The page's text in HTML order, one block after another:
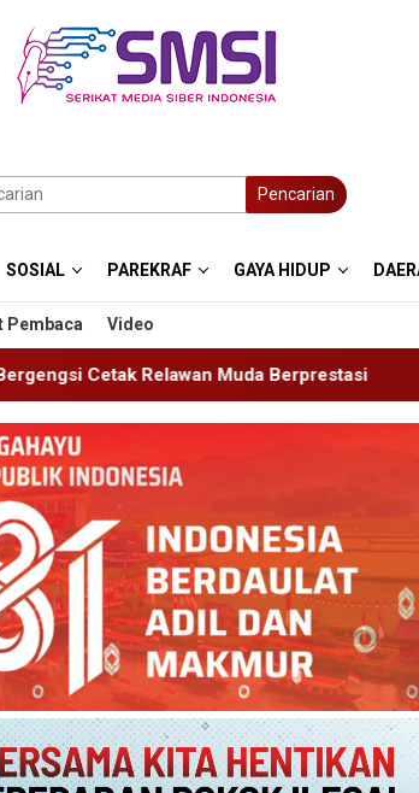
Pencarian
SOSIAL PAREKRAF GAYA HIDUP
Pembaca Video
Berprestasi Imigrasi Ponorogo